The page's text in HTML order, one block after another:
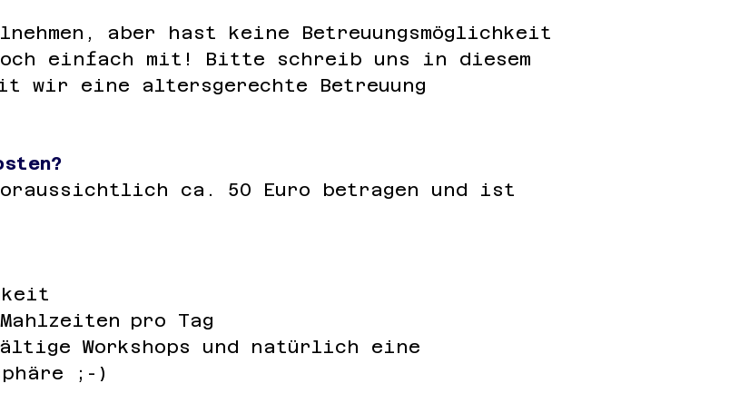
aber hast keine Betreuungsmöglichkeit
einfach mit! Bitte schreib uns in diesem
wir eine altersgerechte Betreuung
ca. 50 Euro betragen und ist
pro Tag
Workshops und natürlich eine
;-)